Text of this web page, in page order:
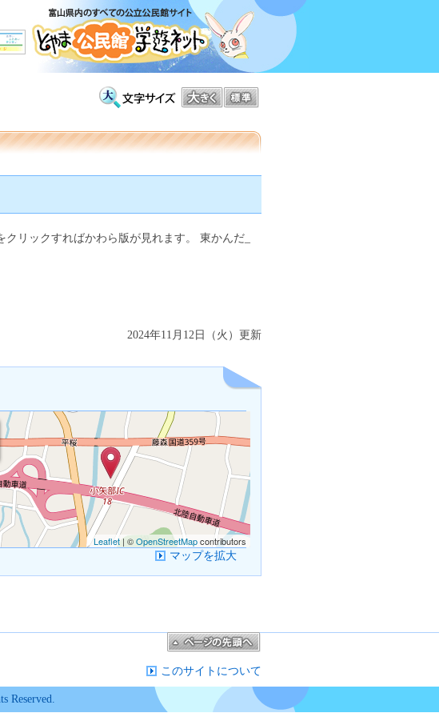
リックすればかわら版が見れます。 東かんだ_
2024年11月12日（火）更新
Leaflet | ©OpenStreetMapcontributors
マップを拡大
このサイトについて
Reserved.